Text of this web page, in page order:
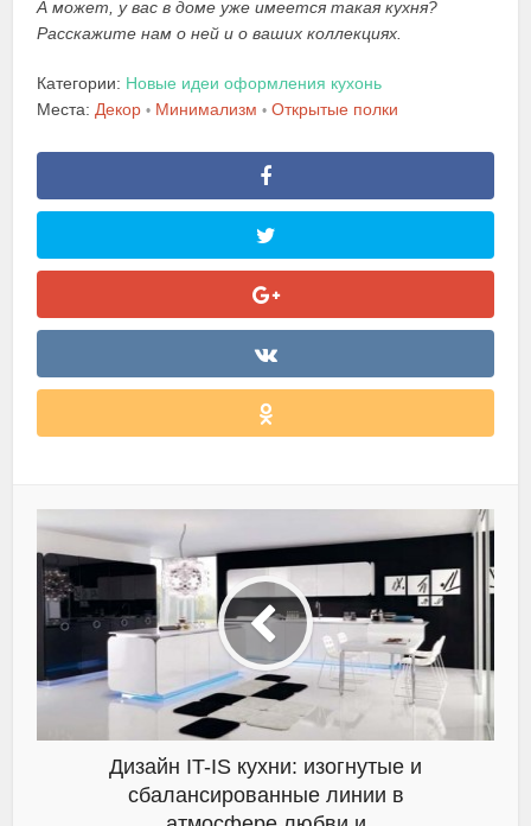
А может, у вас в доме уже имеется такая кухня?
Расскажите нам о ней и о ваших коллекциях.
Категории: Новые идеи оформления кухонь
Места: Декор • Минимализм • Открытые полки
Дизайн IT-IS кухни: изогнутые и
сбалансированные линии в